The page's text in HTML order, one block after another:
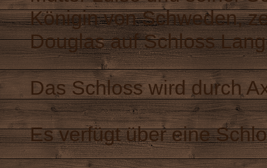
Königin von Schweden,
Douglas auf Schloss
Das Schloss wird durch
Es verfügt über eine